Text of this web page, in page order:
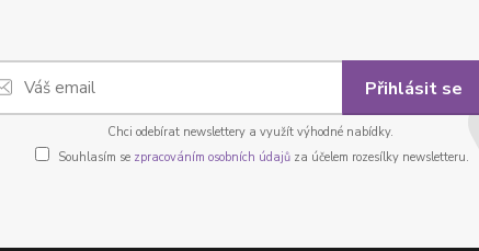
Přihlásit se
Chci odebírat newslettery a využít výhodné nabídky.
Souhlasím se zpracováním osobních údajů za účelem rozesílky newsletteru.